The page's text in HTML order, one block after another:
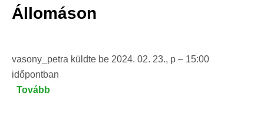
Állomáson
vasony_petra küldte be 2024. 02. 23., p – 15:00
időpontban
Tovább